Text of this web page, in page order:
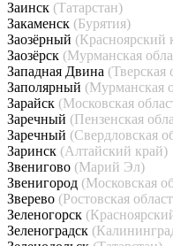
Заинск (Татарстан)
Закаменск (Бурятия)
Заозёрный (Красноярский
Заозёрск (Мурманская
Западная Двина (Тверская
Заполярный (Мурманская
Зарайск (Московская
Заречный (Пензенская
Заречный (Свердловская
Заринск (Алтайский край)
Звенигово (Марий Эл)
Звенигород (Московская
Зверево (Ростовская
Зеленогорск
Зеленоградск